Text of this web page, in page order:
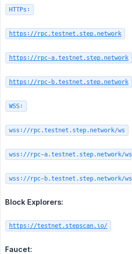
HTTPs:
https://rpc.testnet.step.network
https://rpc-a.testnet.step.network
https://rpc-b.testnet.step.network
WSS:
wss://rpc.testnet.step.network/ws
wss://rpc-a.testnet.step.network/ws
wss://rpc-b.testnet.step.network/ws
Block Explorers:
https://testnet.stepscan.io/
Faucet: